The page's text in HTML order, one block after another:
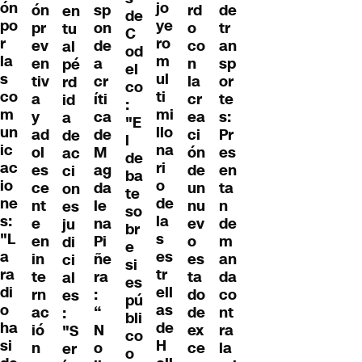
ón
po
r
la
s
co
m
un
ic
ac
io
ne
s:
"L
a
ra
di
o
ha
si
ón
pr
ev
en
tiv
a
y
ad
ol
es
ce
nt
e
en
in
te
rn
ac
ió
n
en
tu
al
pé
rd
id
a
de
ac
ci
on
es
ju
di
ci
al
es
:
"S
er
sp
on
de
a
cr
íti
ca
de
M
ag
da
le
na
Pi
ñe
ra
:
“
N
o
de
C
od
el
co
:
"E
l
de
ba
te
so
br
e
si
es
pú
bli
co
o
jo
ye
ro
m
ul
ti
mi
llo
na
ri
o
de
la
s
es
tr
ell
as
de
H
rd
o
co
n
la
cr
ea
ci
ón
de
un
nu
ev
o
es
ta
do
de
ex
ce
de
tr
an
sp
or
te
s:
Pr
es
en
ta
n
de
m
an
da
co
nt
ra
la